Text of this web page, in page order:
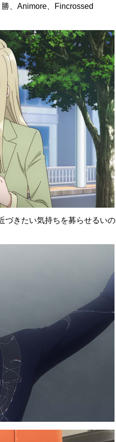
、Animore、Fincrossed
づきたい気持ちを募らせるいの